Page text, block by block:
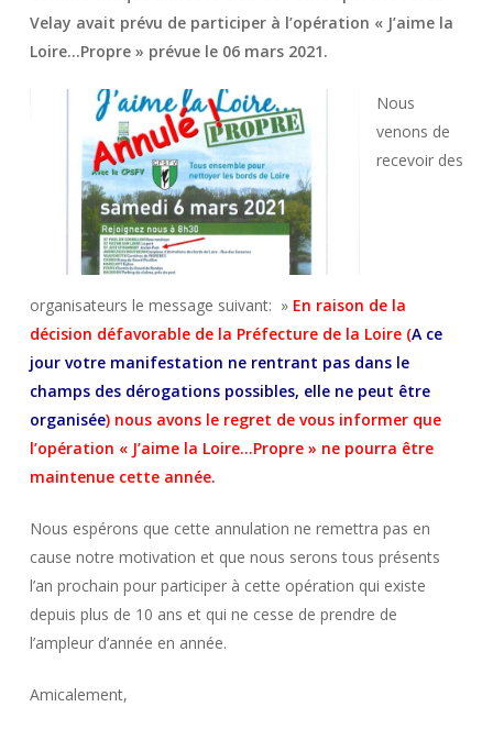
Velay avait prévu de participer à l’opération « J’aime la
Loire…Propre » prévue le 06 mars 2021.
Nous
venons de
recevoir des
organisateurs le message suivant: » En raison de la
décision défavorable de la Préfecture de la Loire (A ce
jour votre manifestation ne rentrant pas dans le
champs des dérogations possibles, elle ne peut être
organisée) nous avons le regret de vous informer que
l’opération « J’aime la Loire…Propre » ne pourra être
maintenue cette année.
Nous espérons que cette annulation ne remettra pas en
cause notre motivation et que nous serons tous présents
l’an prochain pour participer à cette opération qui existe
depuis plus de 10 ans et qui ne cesse de prendre de
l’ampleur d’année en année.
Amicalement,